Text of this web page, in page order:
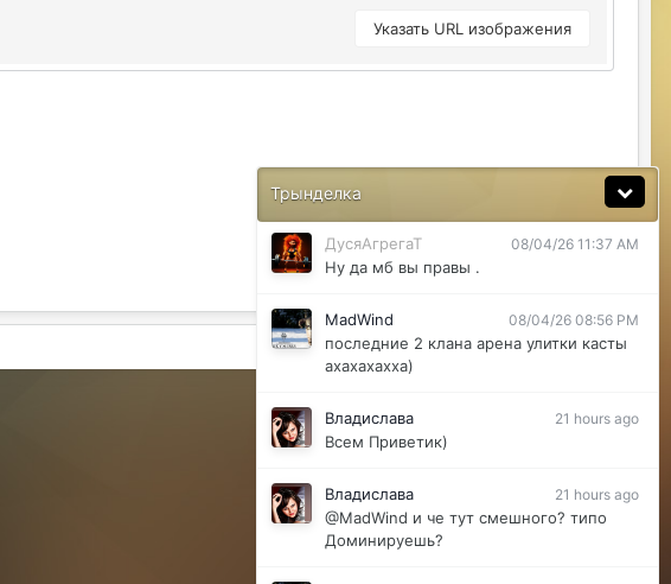
Указать URL изображения
Активность
Трынделка
за неделю не одного ихнего фермера не
@ДусяАгрегаТ последний месяц лета-
вот наступит осень и народ вернется
ДусяАгрегаТ 08/04/26 11:37 AM
Ну да мб вы правы .
MadWind 08/04/26 08:56 PM
последние 2 клана арена улитки касты
ахахахахха)
Владислава 21 hours ago
Всем Приветик)
Владислава 21 hours ago
@MadWind и че тут смешного? типо
Доминируешь?